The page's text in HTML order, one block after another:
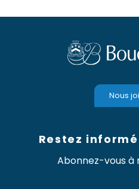
Restez informé
Abonnez-vous
Nous